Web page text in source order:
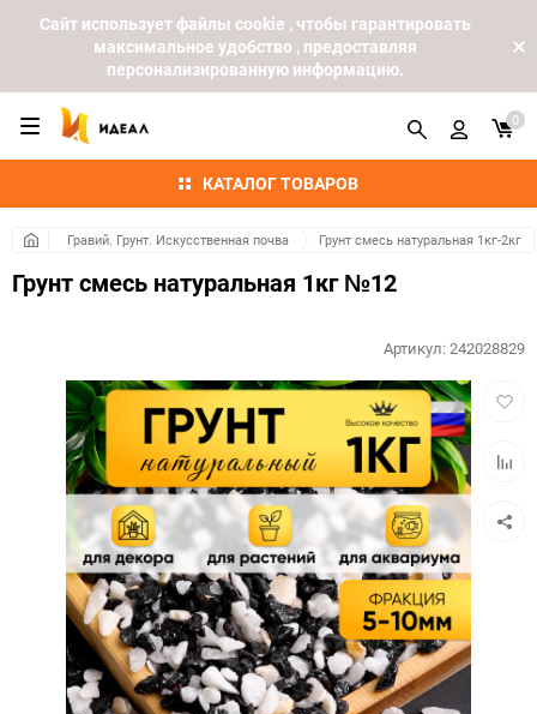
Cайт использует файлы cookie , чтобы гарантировать
максимальное удобство , предоставляя
персонализированную информацию.
КАТАЛОГ ТОВАРОВ
0
Гравий. Грунт. Искусственная почва Грунт смесь натуральная 1кг-2кг
Грунт смесь натуральная 1кг №12
Артикул:242028829